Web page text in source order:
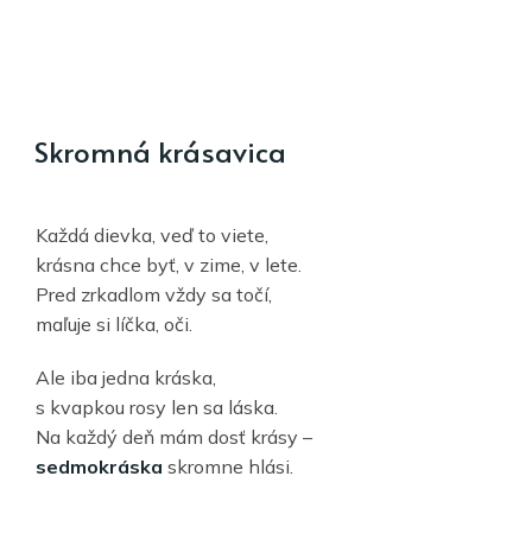
Skromná krásavica
Každá dievka, veď to viete,
krásna chce byť, v zime, v lete.
Pred zrkadlom vždy sa točí,
maľuje si líčka, oči.
Ale iba jedna kráska,
s kvapkou rosy len sa láska.
Na každý deň mám dosť krásy –
sedmokráska skromne hlási.